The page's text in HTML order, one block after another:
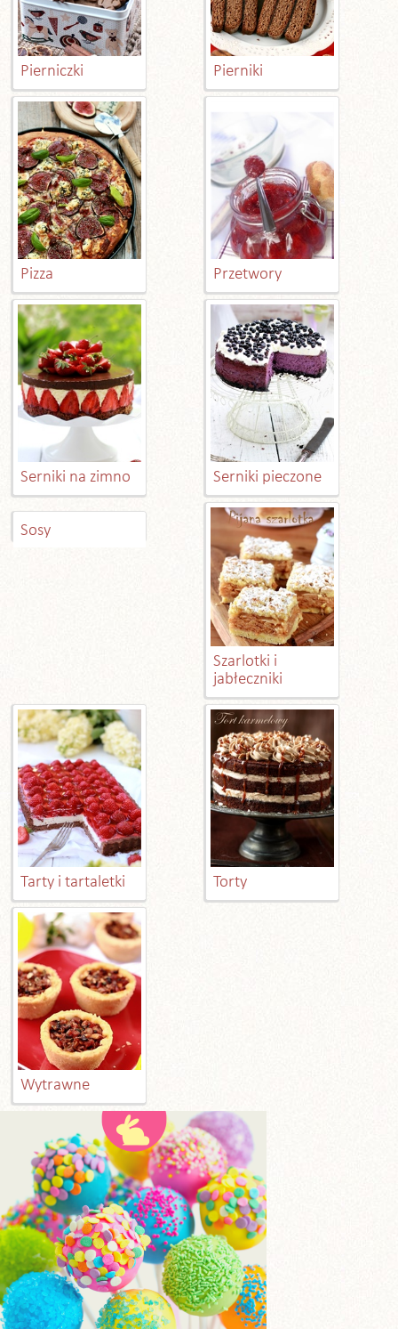
Pierniczki Pierniki
Pizza Przetwory
Serniki na zimno Serniki pieczone
Sosy
Szarlotki i
jabłeczniki
Tarty i tartaletki Torty
Wytrawne